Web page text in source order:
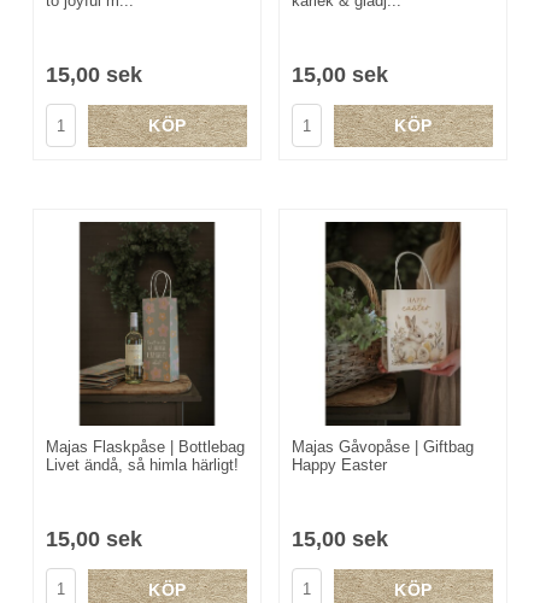
15,00 sek
KÖP
15,00 sek
KÖP
Majas Flaskpåse | Bottlebag
Livet ändå, så himla härligt!
15,00 sek
KÖP
Majas Gåvopåse | Giftbag
Happy Easter
15,00 sek
KÖP